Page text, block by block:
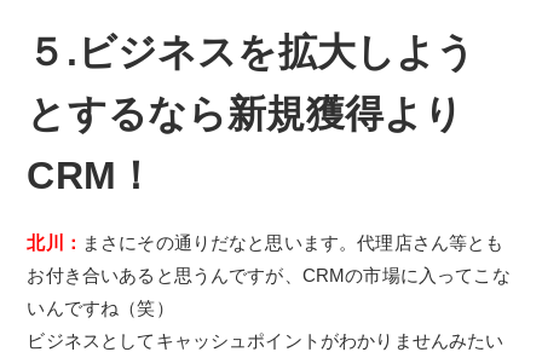
５.ビジネスを拡大しよう
とするなら新規獲得より
CRM！
北川： まさにその通りだなと思います。代理店さん等とも
お付き合いあると思うんですが、CRMの市場に入ってこな
いんですね（笑）
ビジネスとしてキャッシュポイントがわかりませんみたい